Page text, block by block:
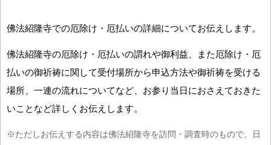
佛法紹隆寺での厄除け・厄払いの詳細についてお伝えします。
佛法紹隆寺の厄除け・厄払いの謂れや御利益、また厄除け・厄
払いの御祈祷に関して受付場所から申込方法や御祈祷を受ける
場所、一連の流れについてなど、お参り当日におさえておきた
いことなど詳しくお伝えします。
※ただしお伝えする内容は佛法紹隆寺を訪問・調査時のもので、日